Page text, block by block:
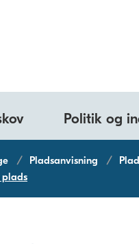
Politik og
Pladsanvisning
plads